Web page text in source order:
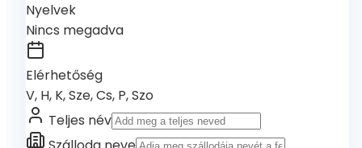
Nyelvek
Nincs megadva
Elérhetőség
V, H, K, Sze, Cs, P, Szo
Teljes név